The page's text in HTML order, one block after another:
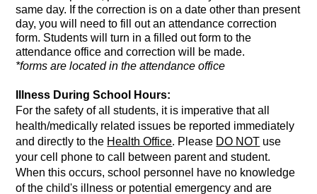
same day. If the correction is on a date other than present
day, you will need to fill out an attendance correction
form. Students will turn in a filled out form to the
attendance office and correction will be made.
*forms are located in the attendance office
Illness During School Hours:
For the safety of all students, it is imperative that all
health/medically related issues be reported immediately
and directly to the Health Office. Please DO NOT use
your cell phone to call between parent and student.
When this occurs, school personnel have no knowledge
of the child's illness or potential emergency and are